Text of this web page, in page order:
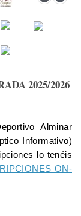
2025/2026
Alminar
Informativo)
lo tenéis
ON-